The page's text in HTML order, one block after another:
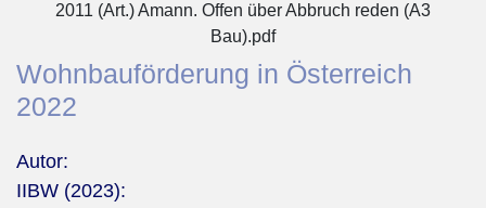
2011 (Art.) Amann. Offen über Abbruch reden (A3
Bau).pdf
Wohnbauförderung in Österreich
2022
Autor:
IIBW (2023):